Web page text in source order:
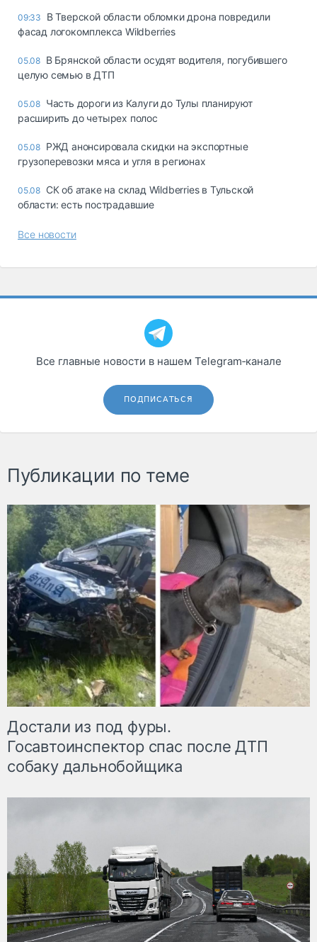
09:33
В Тверской области обломки дрона повредили
фасад логокомплекса Wildberries
05.08 В Брянской области осудят водителя, погубившего
целую семью в ДТП
05.08 Часть дороги из Калуги до Тулы планируют
расширить до четырех полос
05.08 РЖД анонсировала скидки на экспортные
грузоперевозки мяса и угля в регионах
05.08 СК об атаке на склад Wildberries в Тульской
области: есть пострадавшие
Все новости
Все главные новости в нашем Telegram‑канале
ПОДПИСАТЬСЯ
Публикации по теме
Достали из под фуры.
Госавтоинспектор спас после ДТП
собаку дальнобойщика